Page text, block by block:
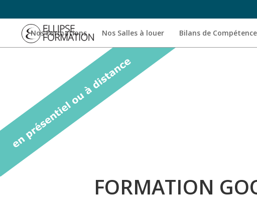
Nos Formations Nos Salles à louer Bilans de
FORMATION